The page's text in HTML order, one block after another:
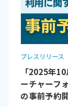
プレスリリース
「2025年
ーチャーフ
の事前予約